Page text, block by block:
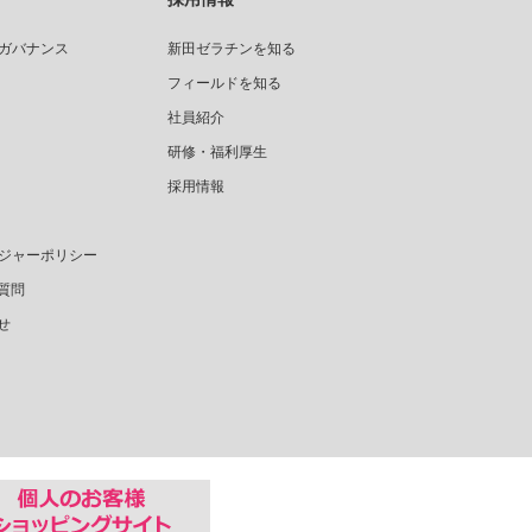
バナンス
ャーポリシー
問
新田ゼラチンを知る
フィールドを知る
社員紹介
研修・福利厚生
採用情報